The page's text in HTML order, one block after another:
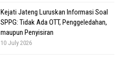
Kejati Jateng Luruskan Informasi Soal
SPPG: Tidak Ada OTT, Penggeledahan,
maupun Penyisiran
10 July 2026